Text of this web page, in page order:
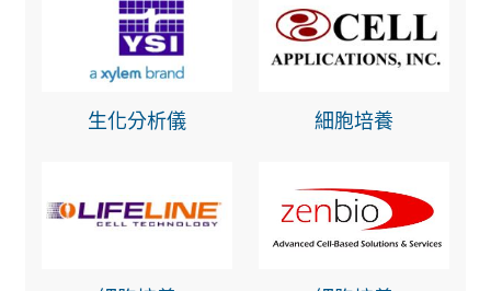
生化分析儀 細胞培養